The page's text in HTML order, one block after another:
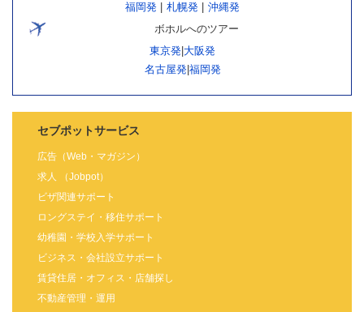
福岡発
札幌発
沖縄発
ボホルへのツアー
東京発 大阪発
名古屋発| 福岡発
セブポットサービス
広告（Web・マガジン）
求人 （Jobpot）
ビザ関連サポート
ロングステイ・移住サポート
幼稚園・学校入学サポート
ビジネス・会社設立サポート
賃貸住居・オフィス・店舗探し
不動産管理・運用